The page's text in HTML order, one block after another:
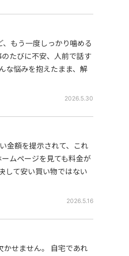
、もう一度しっかり噛める
たびに不安、人前で話す
な悩みを抱えたまま、解
2026.5.30
金額を提示されて、これ
ムページを見ても料金が
して安い買い物ではない
2026.5.16
かせません。 自宅であれ